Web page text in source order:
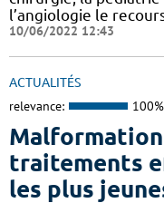
l’angiologie le
10/06/2022 12:43
ACTUALITÉS
relevance: 100%
traitements
les plus